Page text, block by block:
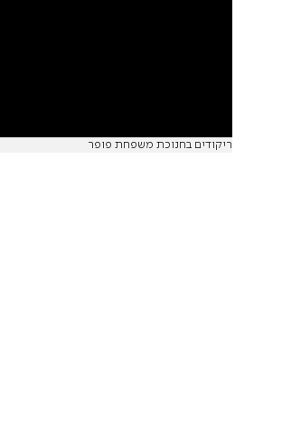
ריקודים בחנוכת משפחת פופר